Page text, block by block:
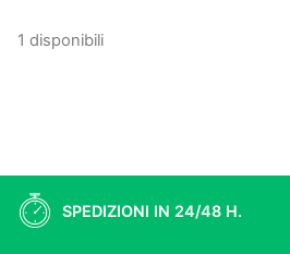
1 disponibili
SPEDIZIONI IN 24/48 H.